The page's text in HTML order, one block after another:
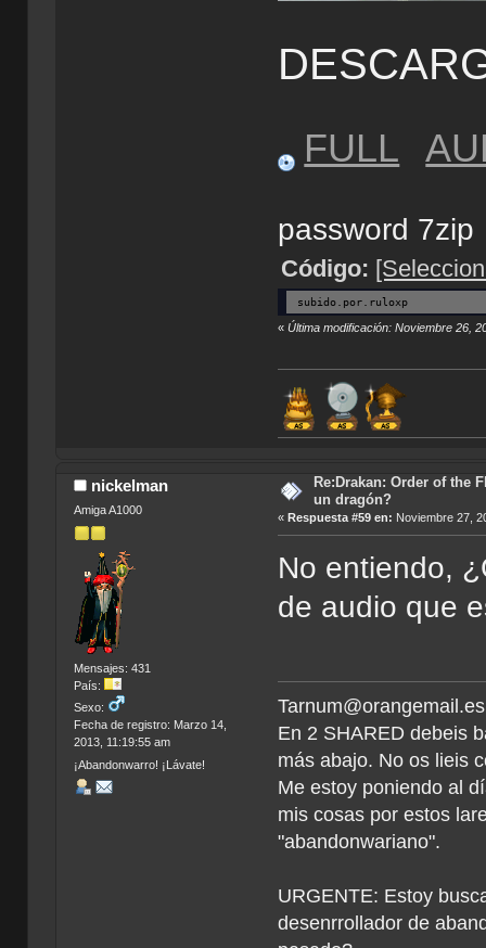
FULL
password 7zip
Código:
subido.por.ruloxp
«Última modificación: Noviembre 26,
nickelman
Amiga A1000
Mensajes: 431
País:
Sexo:
Fecha de registro: Marzo 14,
2013, 11:19:55 am
¡Abandonwarro! ¡Lávate!
Re:Drakan: Order of the
un dragón?
«Respuesta #59 en: Noviembre 27,
No entiendo,
de audio que
En 2 SHARED debeis
más abajo. No os lieis
Me estoy poniendo al
mis cosas por estos
"abandonwariano".
URGENTE: Estoy
desenrrollador de